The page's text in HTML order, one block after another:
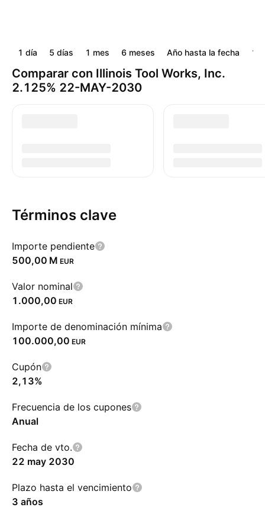
1 día 5 días 1 mes 6 meses Año hasta la fecha 1
Comparar con Illinois Tool Works, Inc.
2.125% 22-MAY-2030
Términos clave
Importe pendiente
‪500,00 M‬ EUR
Valor nominal
1.000,00 EUR
Importe de denominación mínima
100.000,00 EUR
Cupón
2,13%
Frecuencia de los cupones
Anual
Fecha de vto.
22 may 2030
Plazo hasta el vencimiento
3 años